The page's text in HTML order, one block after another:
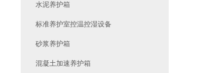
水泥养护箱
标准养护室控温控湿设备
砂浆养护箱
混凝土加速养护箱